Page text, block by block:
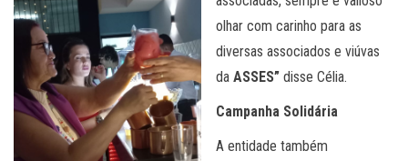
olhar com carinho para as
diversas associados e viúvas
da ASSES” disse Célia.
Campanha Solidária
A entidade também